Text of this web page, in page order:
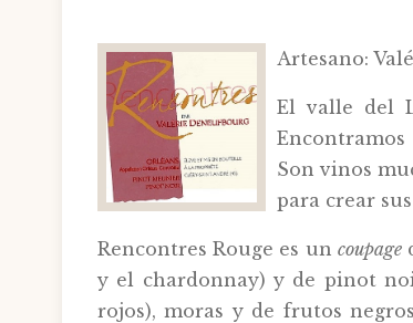
Artesano:
El valle del
Son vinos
para crear
Rencontres Rouge es un coupage
y el chardonnay) y de pinot
rojos), moras y de frutos